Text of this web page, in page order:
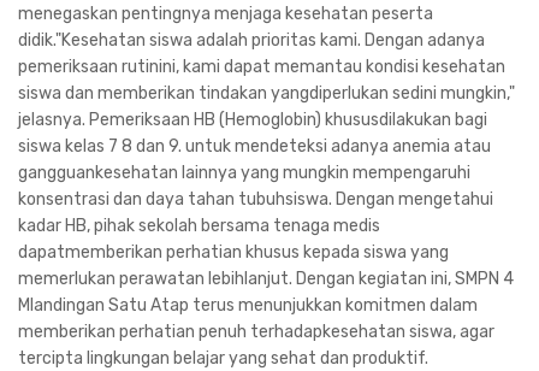
menegaskan pentingnya menjaga kesehatan peserta
didik."Kesehatan siswa adalah prioritas kami. Dengan adanya
pemeriksaan rutinini, kami dapat memantau kondisi kesehatan
siswa dan memberikan tindakan yangdiperlukan sedini mungkin,"
jelasnya. Pemeriksaan HB (Hemoglobin) khususdilakukan bagi
siswa kelas 7 8 dan 9. untuk mendeteksi adanya anemia atau
gangguankesehatan lainnya yang mungkin mempengaruhi
konsentrasi dan daya tahan tubuhsiswa. Dengan mengetahui
kadar HB, pihak sekolah bersama tenaga medis
dapatmemberikan perhatian khusus kepada siswa yang
memerlukan perawatan lebihlanjut. Dengan kegiatan ini, SMPN 4
Mlandingan Satu Atap terus menunjukkan komitmen dalam
memberikan perhatian penuh terhadapkesehatan siswa, agar
tercipta lingkungan belajar yang sehat dan produktif.